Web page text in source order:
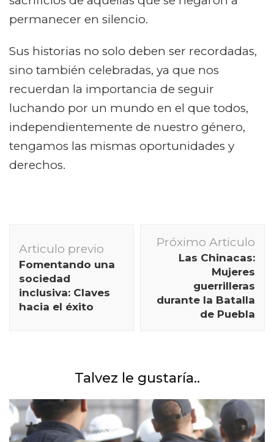
permanecer en silencio.
Sus historias no solo deben ser recordadas,
sino también celebradas, ya que nos
recuerdan la importancia de seguir
luchando por un mundo en el que todos,
independientemente de nuestro género,
tengamos las mismas oportunidades y
derechos.
de
publicación
Articulo previo
Fomentando una
sociedad
inclusiva: Claves
hacia el éxito
Próximo Articulo
Las Chinacas:
Mujeres
guerrilleras
durante la Batalla
de Puebla
Talvez le gustaría..